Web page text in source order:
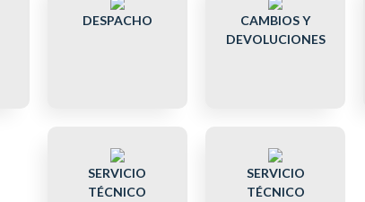
DESPACHO
CAMBIOS Y
DEVOLUCIONES
SERVICIO
TÉCNICO
SERVICIO
TÉCNICO